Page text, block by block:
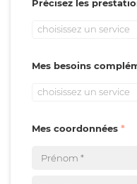
Précisez les
choisissez un service
Mes besoins
choisissez un service
Mes coordonnées